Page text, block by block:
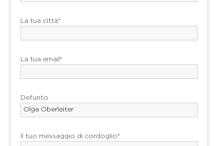
La tua città*
La tua email*
Defunto
Il tuo messaggio di cordoglio*